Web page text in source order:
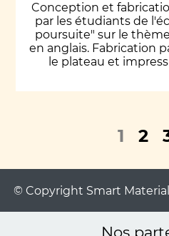
Conception et
par les étudiants de
poursuite" sur le
en anglais. Fabrication
le plateau et
1 2
© Copyright Smart
Nos